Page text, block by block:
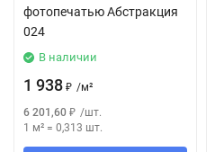
фотопечатью Абстракция
024
В наличии
1 938 ₽ /м²
6 201,60 ₽ /шт.
1 м² = 0,313 шт.